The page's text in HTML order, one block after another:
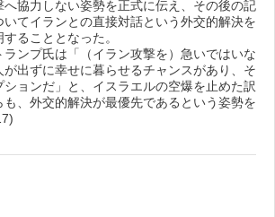
へ協力しない姿勢を正式に伝え、その後の記
てイランとの直接対話という外交的解決を
ることとなった。
ランプ氏は「（イラン攻撃を）急いではいな
が出ずに幸せに暮らせるチャンスがあり、そ
ョンだ」と、イスラエルの空爆を止めた訳
も、外交的解決が最優先であるという姿勢を